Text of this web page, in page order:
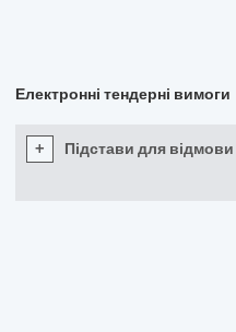
Електронні тендерні вимоги
+ Підстави для відмови